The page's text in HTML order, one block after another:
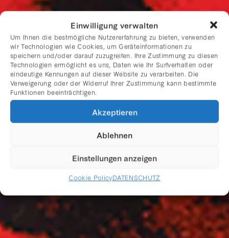
Einwilligung verwalten
Um Ihnen die bestmögliche Nutzererfahrung zu bieten, verwenden
wir Technologien wie Cookies, um Geräteinformationen zu
speichern und/oder darauf zuzugreifen. Ihre Zustimmung zu diesen
Technologien ermöglicht es uns, Daten wie Ihr Surfverhalten oder
eindeutige Kennungen auf dieser Website zu verarbeiten. Die
Verweigerung oder der Widerruf Ihrer Zustimmung kann bestimmte
Funktionen beeinträchtigen.
Akzeptieren
Ablehnen
Einstellungen anzeigen
Cookie PolicyDATENSCHUTZ
POPISM